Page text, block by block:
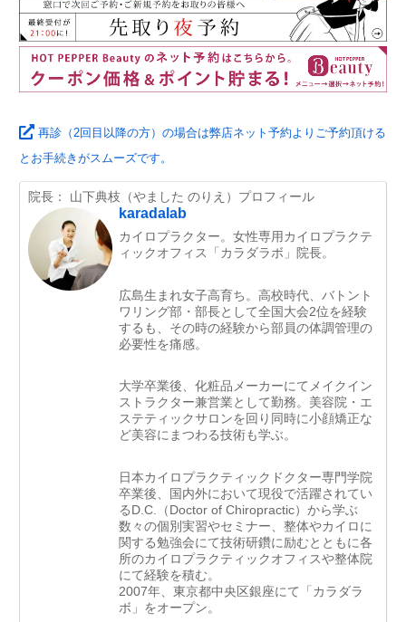
再診（2回目以降の方）の場合は弊店ネット予約よりご予約頂ける
とお手続きがスムーズです。
院長： 山下典枝（やました のりえ）プロフィール
karadalab
カイロプラクター。女性専用カイロプラクテ
ィックオフィス「カラダラボ」院長。
広島生まれ女子高育ち。高校時代、バトント
ワリング部・部長として全国大会2位を経験
するも、その時の経験から部員の体調管理の
必要性を痛感。
大学卒業後、化粧品メーカーにてメイクイン
ストラクター兼営業として勤務。美容院・エ
ステティックサロンを回り同時に小顔矯正な
ど美容にまつわる技術も学ぶ。
日本カイロプラクティックドクター専門学院
卒業後、国内外において現役で活躍されてい
るD.C.（Doctor of Chiropractic）から学ぶ
数々の個別実習やセミナー、整体やカイロに
関する勉強会にて技術研鑽に励むとともに各
所のカイロプラクティックオフィスや整体院
にて経験を積む。
2007年、東京都中央区銀座にて「カラダラ
ボ」をオープン。